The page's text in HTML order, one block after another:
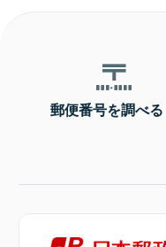
郵便番号を調べる